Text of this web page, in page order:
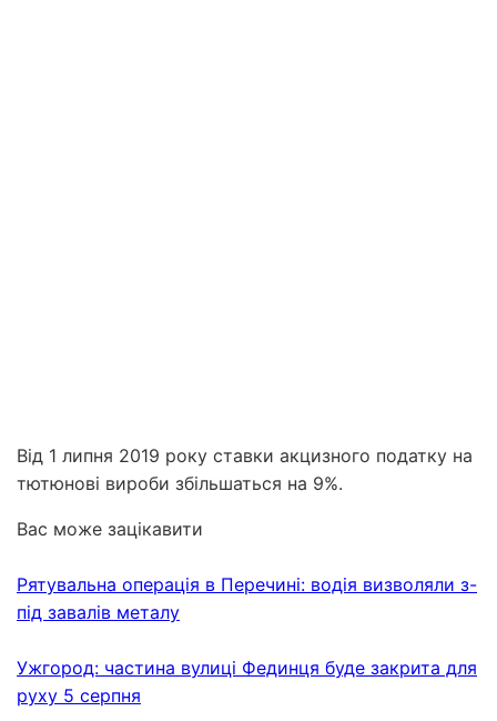
Від 1 липня 2019 року ставки акцизного податку на
тютюнові вироби збільшаться на 9%.
Вас може зацікавити
Рятувальна операція в Перечині: водія визволяли з-
під завалів металу
Ужгород: частина вулиці Фединця буде закрита для
руху 5 серпня